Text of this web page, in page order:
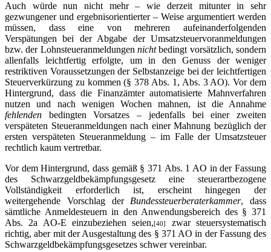
Auch würde nun nicht mehr – wie derzeit mitunter in sehr
gezwungener und ergebnisorientierter – Weise argumentiert werden
müssen, dass eine von mehreren aufeinanderfolgenden
Verspätungen bei der Abgabe der Umsatzsteuervoranmeldungen
bzw. der Lohnsteueranmeldungen nichtbedingt vorsätzlich, sondern
allenfalls leichtfertig erfolgte, um in den Genuss der weniger
restriktiven Voraussetzungen der Selbstanzeige bei der leichtfertigen
Steuerverkürzung zu kommen (§ 378 Abs. 1, Abs. 3 AO). Vor dem
Hintergrund, dass die Finanzämter automatisierte Mahnverfahren
nutzen und nach wenigen Wochen mahnen, ist die Annahme
fehlenden bedingten Vorsatzes – jedenfalls bei einer zweiten
verspäteten Steueranmeldungen nach einer Mahnung bezüglich der
ersten verspäteten Steueranmeldung – im Falle der Umsatzsteuer
rechtlich kaum vertretbar.
Vor dem Hintergrund, dass gemäß § 371 Abs. 1 AO in der Fassung
des Schwarzgeldbekämpfungsgesetz eine steuerartbezogene
Vollständigkeit erforderlich ist, erscheint hingegen der
weitergehende Vorschlag der Bundessteuerberaterkammer, dass
sämtliche Anmeldesteuern in den Anwendungsbereich des § 371
Abs. 2a AO-E einzubeziehen seien,[40]
zwar steuersystematisch
richtig, aber mit der Ausgestaltung des § 371 AO in der Fassung des
Schwarzgeldbekämpfungsgesetzes schwer vereinbar.